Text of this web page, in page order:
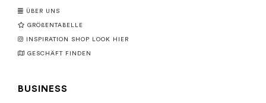
ÜBER UNS
GRÖßENTABELLE
INSPIRATION SHOP LOOK HIER
GESCHÄFT FINDEN
BUSINESS